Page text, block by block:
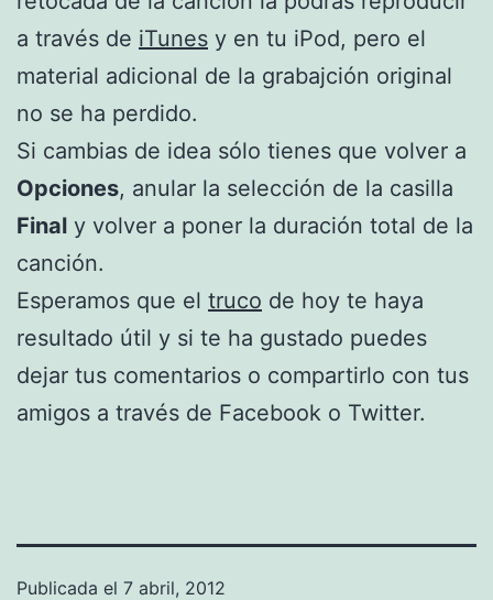
a través de iTunes y en tu iPod, pero el
material adicional de la grabajción original
no se ha perdido.
Si cambias de idea sólo tienes que volver a
Opciones, anular la selección de la casilla
Final y volver a poner la duración total de la
canción.
Esperamos que el truco de hoy te haya
resultado útil y si te ha gustado puedes
dejar tus comentarios o compartirlo con tus
amigos a través de Facebook o Twitter.
Publicada el 7 abril, 2012